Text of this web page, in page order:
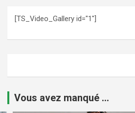
[TS_Video_Gallery id="1"]
Vous avez manqué ...